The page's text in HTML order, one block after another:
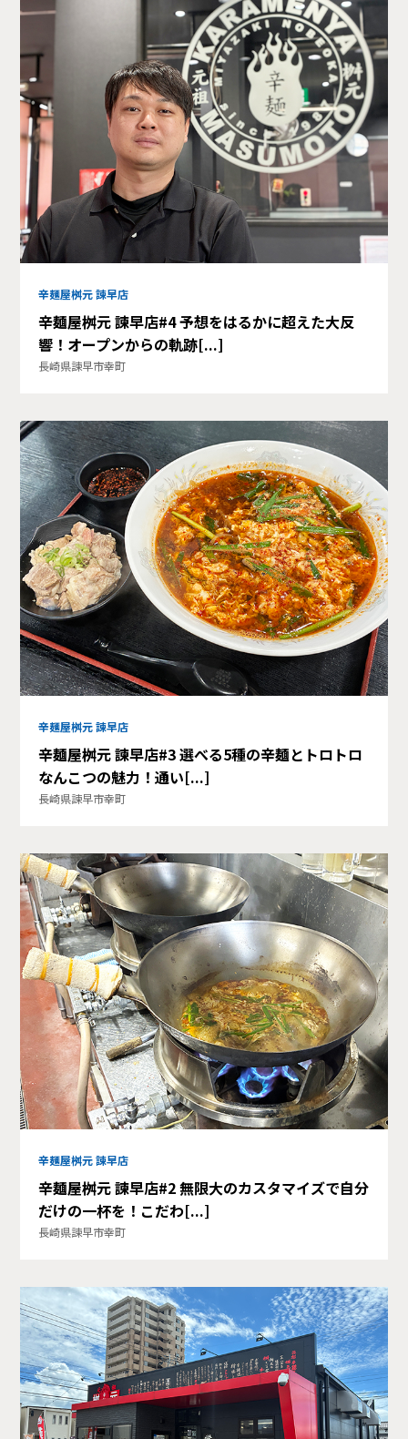
辛麺屋桝元 諫早店
辛麺屋桝元 諫早店#4 予想をはるかに超えた大反
響！オープンからの軌跡[...]
長崎県諫早市幸町
辛麺屋桝元 諫早店
辛麺屋桝元 諫早店#3 選べる5種の辛麺とトロトロ
なんこつの魅力！通い[...]
長崎県諫早市幸町
辛麺屋桝元 諫早店
辛麺屋桝元 諫早店#2 無限大のカスタマイズで自分
だけの一杯を！こだわ[...]
長崎県諫早市幸町